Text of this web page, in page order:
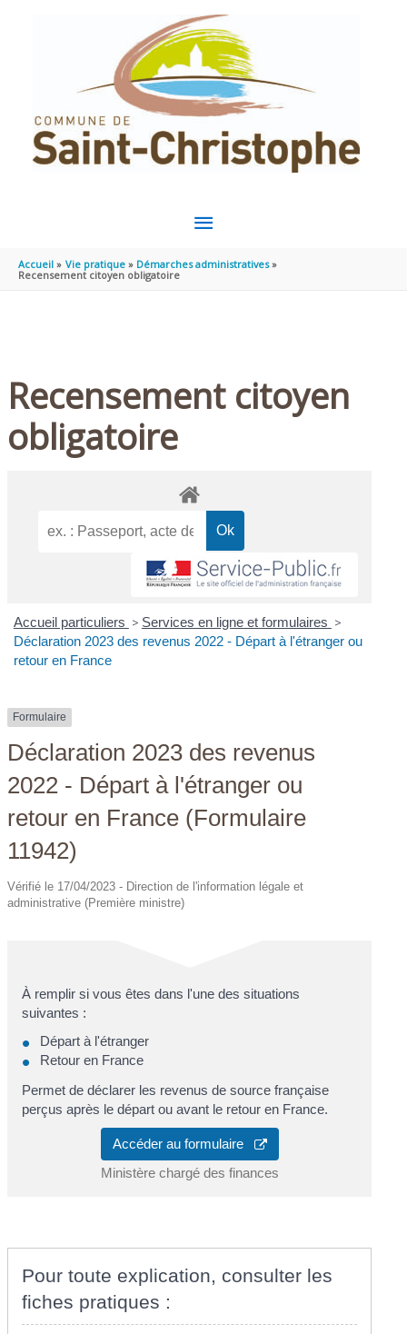
MENU
PRINCIPAL
Accueil Vie pratique
Démarches administratives
Recensement citoyen obligatoire
Recensement citoyen
obligatoire
Accueil particuliers > Services en ligne et formulaires >
Déclaration 2023 des revenus 2022 - Départ à l'étranger ou
retour en France
Formulaire
Déclaration 2023 des revenus
2022 - Départ à l'étranger ou
retour en France (Formulaire
11942)
Vérifié le 17/04/2023 - Direction de l'information légale et
administrative (Première ministre)
À remplir si vous êtes dans l'une des situations
suivantes :
Départ à l'étranger
Retour en France
Permet de déclarer les revenus de source française
perçus après le départ ou avant le retour en France.
Accéder au formulaire
Ministère chargé des finances
Pour toute explication, consulter les
fiches pratiques :